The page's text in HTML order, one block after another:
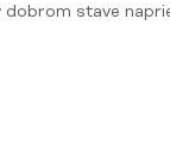
dobrom stave